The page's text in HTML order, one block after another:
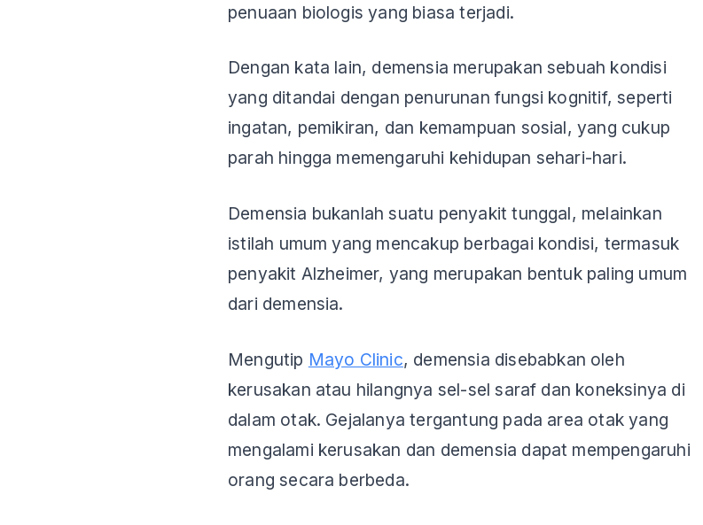
penuaan biologis yang biasa terjadi.
Dengan kata lain, demensia merupakan sebuah kondisi
yang ditandai dengan penurunan fungsi kognitif, seperti
ingatan, pemikiran, dan kemampuan sosial, yang cukup
parah hingga memengaruhi kehidupan sehari-hari.
Demensia bukanlah suatu penyakit tunggal, melainkan
istilah umum yang mencakup berbagai kondisi, termasuk
penyakit Alzheimer, yang merupakan bentuk paling umum
dari demensia.
Mengutip Mayo Clinic, demensia disebabkan oleh
kerusakan atau hilangnya sel-sel saraf dan koneksinya di
dalam otak. Gejalanya tergantung pada area otak yang
mengalami kerusakan dan demensia dapat mempengaruhi
orang secara berbeda.